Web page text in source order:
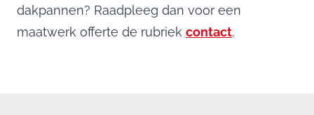
dakpannen? Raadpleeg dan voor een
maatwerk offerte de rubriek contact.